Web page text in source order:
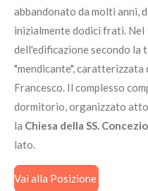
abbandonato da molti anni,
inizialmente dodici frati.
dell'edificazione secondo
"mendicante",
Francesco. Il complesso
dormitorio, organizzato
la Chiesa della SS.
lato.
Vai alla Posizione